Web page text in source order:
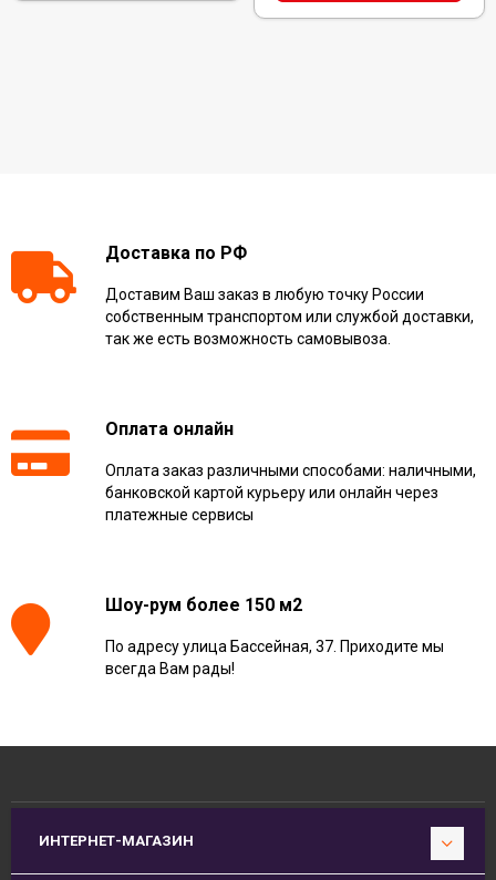
Доставка по РФ
Доставим Ваш заказ в любую точку России
собственным транспортом или службой доставки,
так же есть возможность самовывоза.
Оплата онлайн
Оплата заказ различными способами: наличными,
банковской картой курьеру или онлайн через
платежные сервисы
Шоу-рум более 150 м2
По адресу улица Бассейная, 37. Приходите мы
всегда Вам рады!
ИНТЕРНЕТ-МАГАЗИН